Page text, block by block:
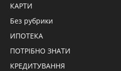
КАРТИ
Без рубрики
ИПОТЕКА
ПОТРІБНО ЗНАТИ
КРЕДИТУВАННЯ